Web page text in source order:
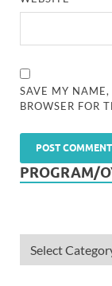
SAVE MY
BROWSER FOR
PROGRAM/